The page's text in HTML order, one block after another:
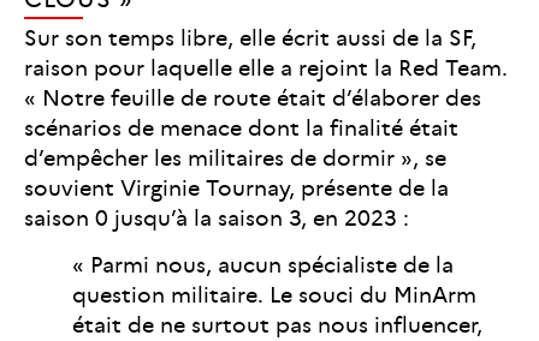
Sur son temps libre, elle écrit aussi de la SF,
raison pour laquelle elle a rejoint la Red Team.
« Notre feuille de route était d’élaborer des
scénarios de menace dont la finalité était
d’empêcher les militaires de dormir », se
souvient Virginie Tournay, présente de la
saison 0 jusqu’à la saison 3, en 2023 :
« Parmi nous, aucun spécialiste de la
question militaire. Le souci du MinArm
était de ne surtout pas nous influencer,